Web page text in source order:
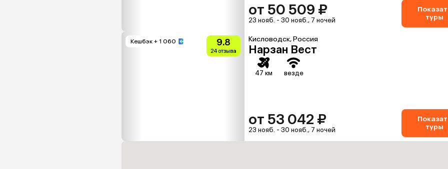
от 50 509 ₽
23 нояб. - 30 нояб., 7 ночей
туры
Кешбэк + 1 060 9.8
24 отзыва
Кисловодск, Россия
Нарзан Вест
47 км везде
от 53 042 ₽
23 нояб. - 30 нояб., 7 ночей
туры